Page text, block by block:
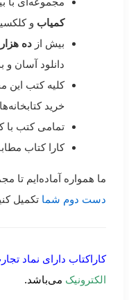
کمیاب و
بیش از ده
دانلود آسان و
کلیه کتب این
خرید
تمامی کتب با
کارا کتاب
ما همواره آماده‌ایم تا
دست دوم شما تکمیل
کاراکتاب دارای نماد
الکترونیک می‌باشد.